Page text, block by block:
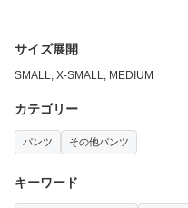
サイズ展開
SMALL, X-SMALL, MEDIUM
カテゴリー
パンツ その他パンツ
キーワード